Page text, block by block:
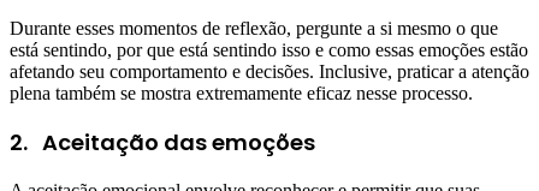
Durante esses momentos de reflexão, pergunte a si mesmo o que
está sentindo, por que está sentindo isso e como essas emoções estão
afetando seu comportamento e decisões. Inclusive, praticar a atenção
plena também se mostra extremamente eficaz nesse processo.
2. Aceitação das emoções